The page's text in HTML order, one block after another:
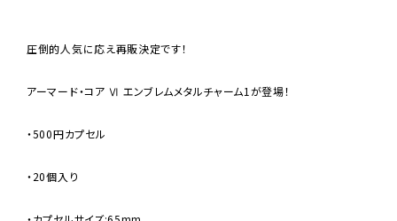
圧倒的人気に応え再販決定です！
アーマード・コア Ⅵ エンブレムメタルチャーム1が登場！
・500円カプセル
・20個入り